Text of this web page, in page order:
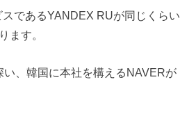
であるYANDEX RUが同じくらい
ます。
、韓国に本社を構えるNAVERが